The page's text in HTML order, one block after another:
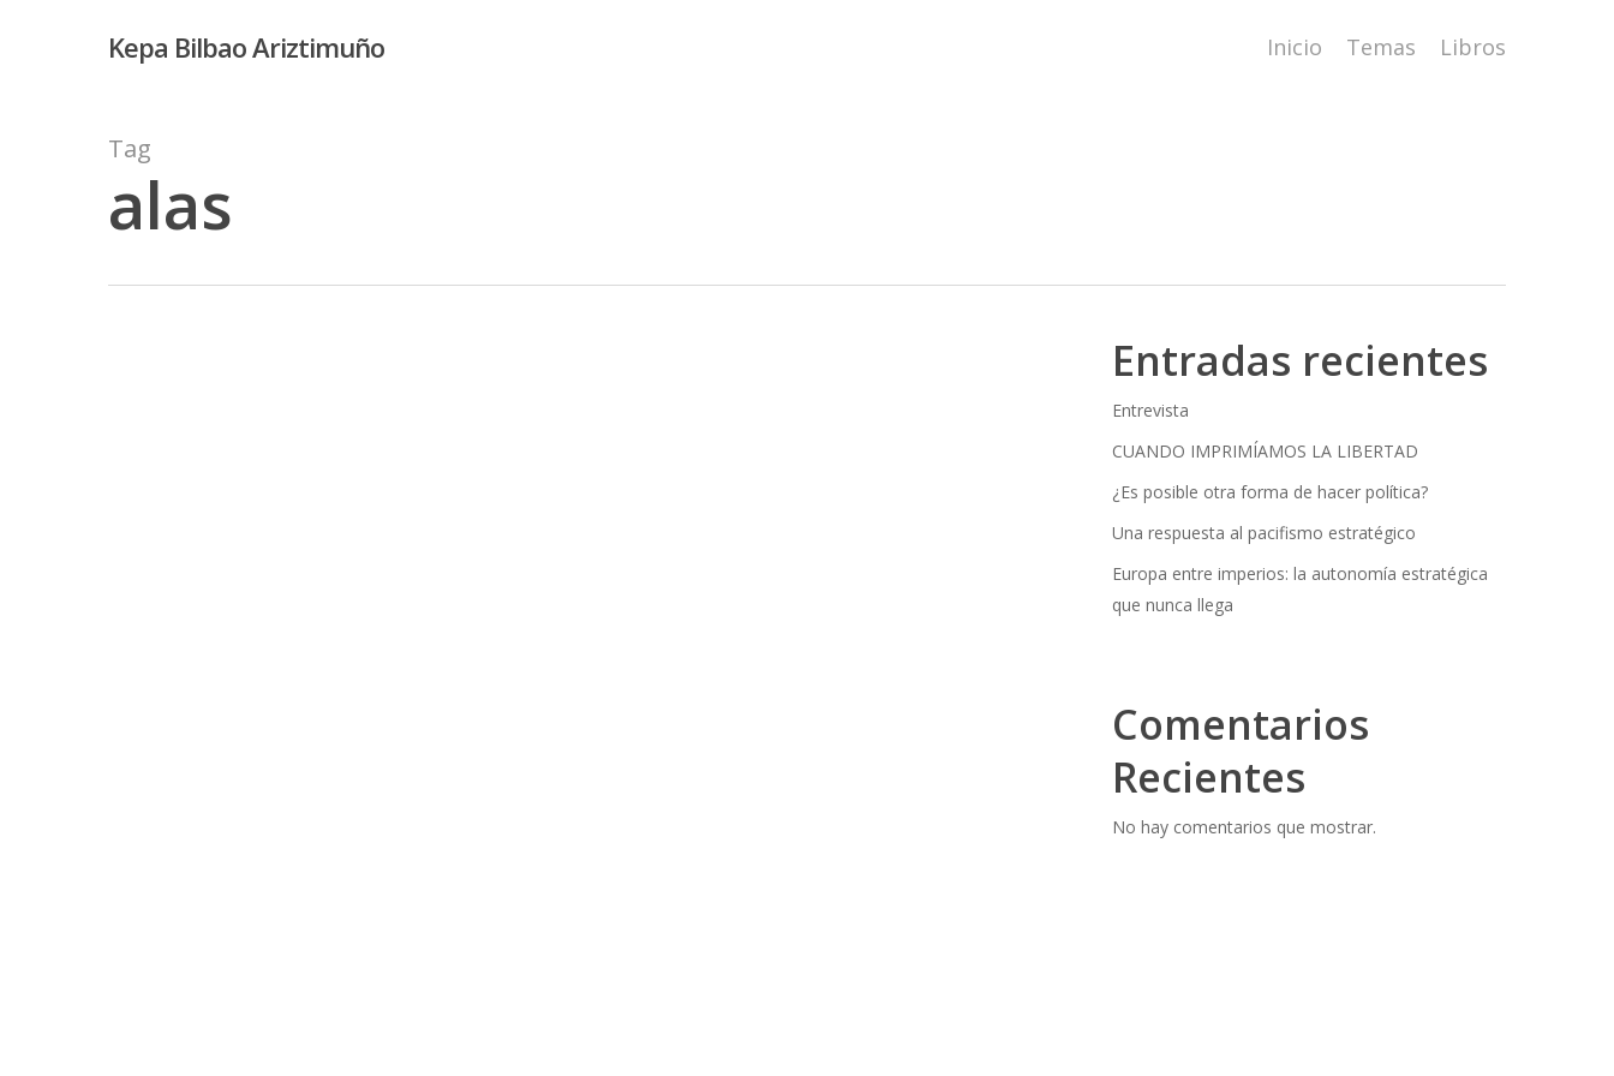
Kepa Bilbao Ariztimuño Inicio Temas Libros
Tag
alas
Entradas recientes
Entrevista
CUANDO IMPRIMÍAMOS LA LIBERTAD
¿Es posible otra forma de hacer política?
Una respuesta al pacifismo estratégico
Europa entre imperios: la autonomía estratégica
que nunca llega
Comentarios
Recientes
No hay comentarios que mostrar.